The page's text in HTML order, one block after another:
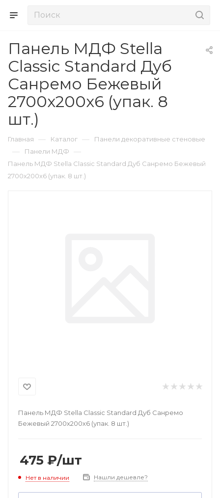
Панель МДФ Stella
Classic Standard Дуб
Санремо Бежевый
2700х200х6 (упак. 8
шт.)
Главная — Каталог — Панели декоративные стеновые
— Панели МДФ —
Панель МДФ Stella Classic Standard Дуб Санремо Бежевый
2700х200х6 (упак. 8 шт.)
Панель МДФ Stella Classic Standard Дуб Санремо
Бежевый 2700х200х6 (упак. 8 шт.)
475 ₽/шт
Нет в наличии Нашли дешевле?